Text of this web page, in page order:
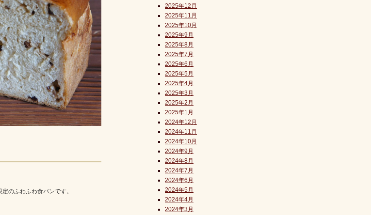
2025年12月
2025年11月
2025年10月
2025年9月
2025年8月
2025年7月
2025年6月
2025年5月
2025年4月
2025年3月
2025年2月
2025年1月
2024年12月
2024年11月
2024年10月
2024年9月
2024年8月
2024年7月
2024年6月
2024年5月
2024年4月
2024年3月
のふわふわ食パンです。